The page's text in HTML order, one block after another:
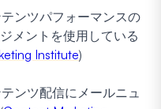
ンツパフォーマンスの
メントを使用している
Institute)
ンツ配信にメールニュ